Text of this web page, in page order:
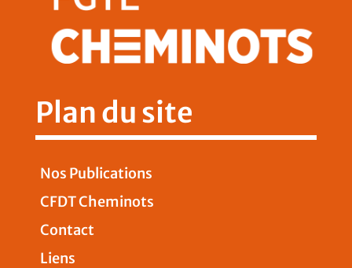
Plan du site
Nos Publications
CFDT Cheminots
Contact
Liens